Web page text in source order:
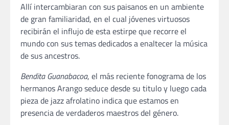
Allí intercambiaran con sus paisanos en un ambiente
de gran familiaridad, en el cual jóvenes virtuosos
recibirán el influjo de esta estirpe que recorre el
mundo con sus temas dedicados a enaltecer la música
de sus ancestros.
Bendita Guanabacoa, el más reciente fonograma de los
hermanos Arango seduce desde su titulo y luego cada
pieza de jazz afrolatino indica que estamos en
presencia de verdaderos maestros del género.